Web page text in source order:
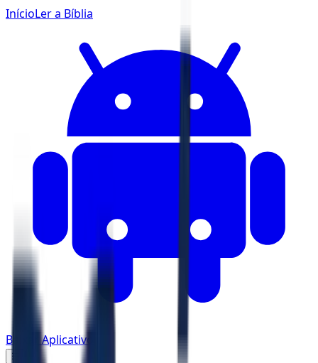
InícioLer a Bíblia
Baixar Aplicativo
☰